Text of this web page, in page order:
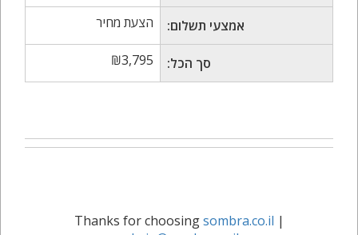
אמצעי תשלום: הצעת מחיר
סך הכל: ₪3,795
Thanks for choosingsombra.co.il |